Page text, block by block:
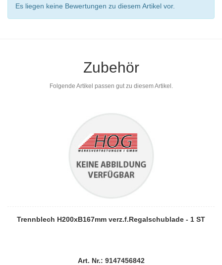
Es liegen keine Bewertungen zu diesem Artikel vor.
Zubehör
Folgende Artikel passen gut zu diesem Artikel.
Trennblech H200xB167mm verz.f.Regalschublade - 1 ST
Art. Nr.: 9147456842